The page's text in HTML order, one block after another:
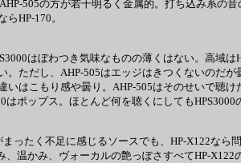
505の方が若干明るく金属的。打ち込み系の
HP-170。
はぼわつき気味なものの薄くはない。高域
ただし、AHP-505はエッジはきつくないのだ
はこもり感や曇り。AHP-505はそのせいで聴
ポップス。ほとんど何を聴くにしてもHPS3000
ったく不足に感じるソースでも、HP-X122な
かみ、ヴォーカルの艶っぽさすべてHP-X122